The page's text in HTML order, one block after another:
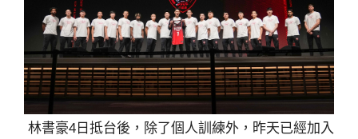
林書豪4日抵台後，除了個人訓練外，昨天已經加入